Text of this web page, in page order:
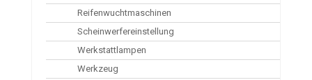
Reifenwuchtmaschinen
Scheinwerfereinstellung
Werkstattlampen
Werkzeug